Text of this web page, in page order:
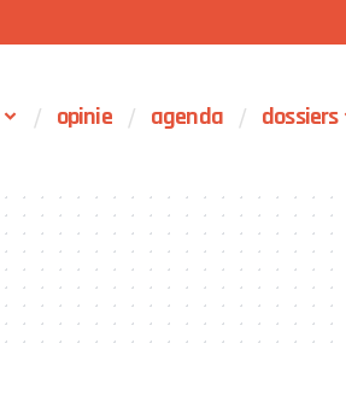
opinie agenda dossiers